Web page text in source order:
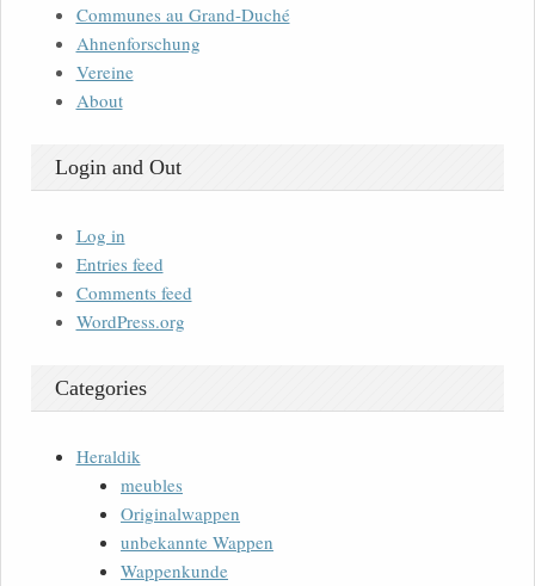
Communes au Grand-Duché
Ahnenforschung
Vereine
About
Login and Out
Log in
Entries feed
Comments feed
WordPress.org
Categories
Heraldik
meubles
Originalwappen
unbekannte Wappen
Wappenkunde